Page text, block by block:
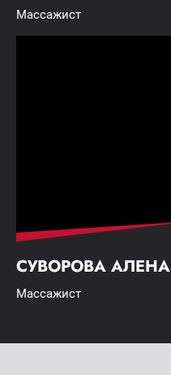
Массажист
СУВОРОВА АЛЕНА
Массажист